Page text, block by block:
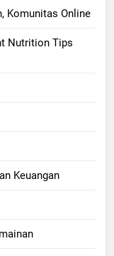
Komunitas Online
Nutrition Tips
Keuangan